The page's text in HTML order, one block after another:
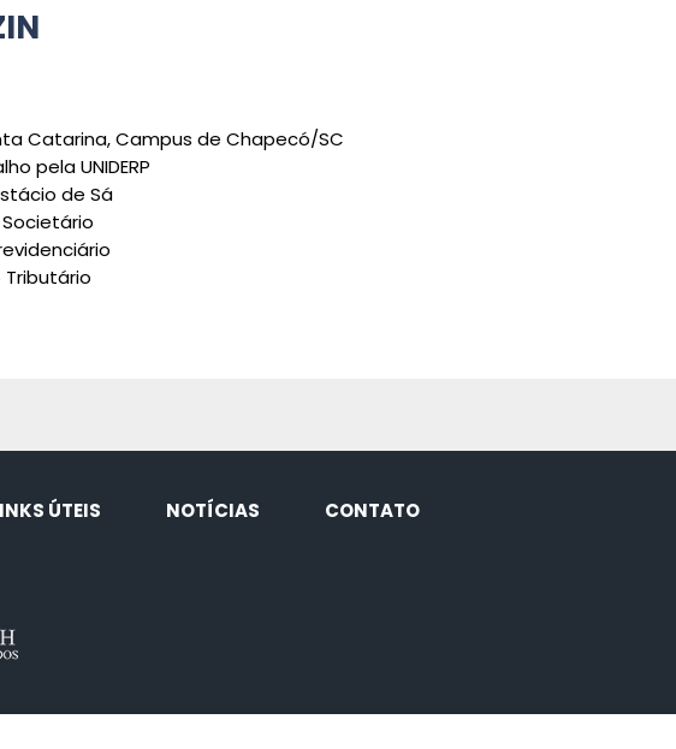
Catarina, Campus de Chapecó/SC
pela UNIDERP
de Sá
ÚTEIS NOTÍCIAS CONTATO